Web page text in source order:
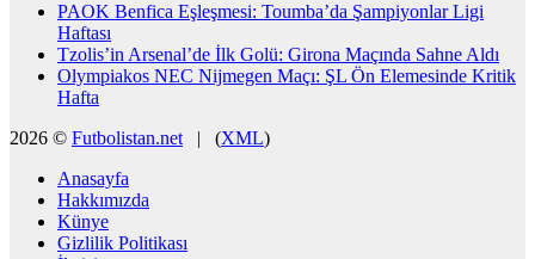
PAOK Benfica Eşleşmesi: Toumba’da Şampiyonlar Ligi
Haftası
Tzolis’in Arsenal’de İlk Golü: Girona Maçında Sahne Aldı
Olympiakos NEC Nijmegen Maçı: ŞL Ön Elemesinde Kritik
Hafta
2026 © Futbolistan.net | (XML)
Anasayfa
Hakkımızda
Künye
Gizlilik Politikası